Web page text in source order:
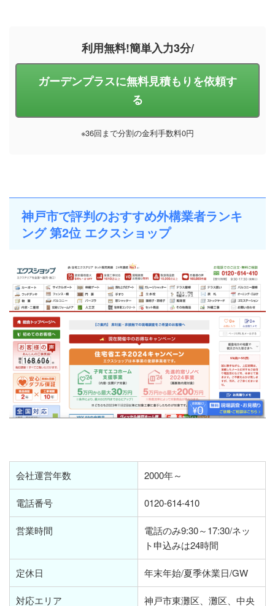
利用無料!簡単入力3分/
ガーデンプラスに無料見積もりを依頼す
る
※36回まで分割の金利手数料0円
神戸市で評判のおすすめ外構業者ランキ
ング 第2位 エクスショップ
会社運営年数 2000年～
電話番号 0120-614-410
営業時間
電話のみ9:30～17:30/ネッ
ト申込みは24時間
定休日 年末年始/夏季休業日/GW
対応エリア 神戸市東灘区、灘区、中央